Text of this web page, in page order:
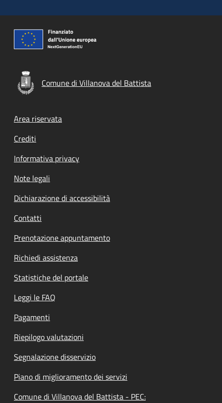
Comune di Villanova del Battista
Footer menu
Area riservata
Crediti
Informativa privacy
Note legali
Dichiarazione di accessibilità
Contatti
Prenotazione appuntamento
Richiedi assistenza
Statistiche del portale
Leggi le FAQ
Pagamenti
Riepilogo valutazioni
Segnalazione disservizio
Piano di miglioramento dei servizi
Comune di Villanova del Battista - PEC: